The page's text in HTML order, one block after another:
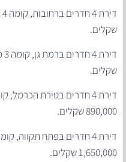
שקלים.
שקלים.
890,000 שקלים.
1,650,000 שקלים.